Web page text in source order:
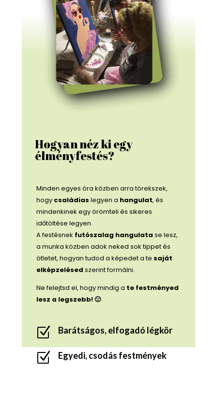
Hogyan néz ki egy
élményfestés?
Minden egyes óra közben arra törekszek,
hogy családias legyen a hangulat, és
mindenkinek egy örömteli és sikeres
időtöltése legyen.
A festésnek futószalag hangulata se lesz,
a munka közben adok neked sok tippet és
ötletet, hogyan tudod a képedet a te saját
elképzelésed szerint formálni.
Ne felejtsd el, hogy mindig a te festményed
lesz a legszebb! 🙂
Z Barátságos, elfogadó légkör
Z Egyedi, csodás festmények